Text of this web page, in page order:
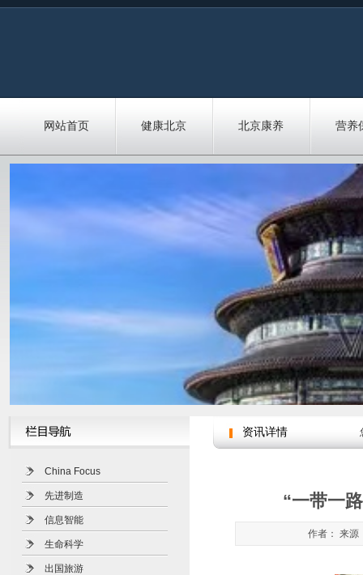
网站首页 健康北京 北京康养 营养
China Focus
先进制造
信息智能
生命科学
出国旅游
资讯详情
“一带一
作者： 来